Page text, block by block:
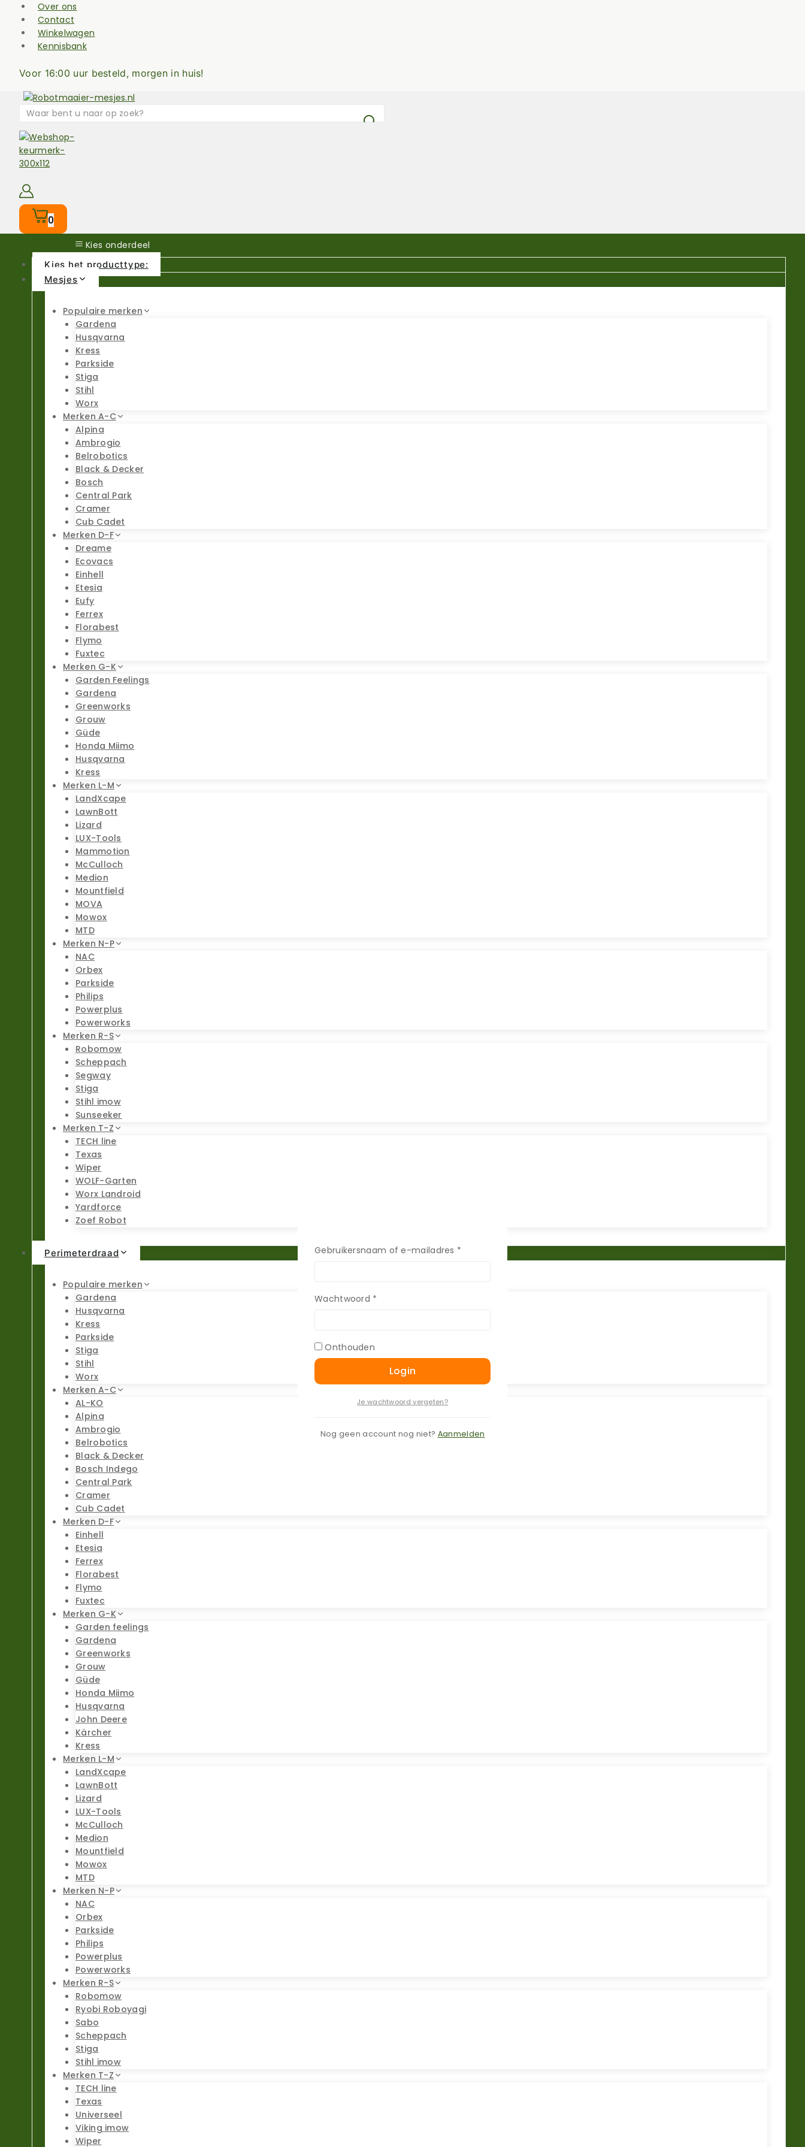
content
Over ons
Contact
Winkelwagen
Kennisbank
Voor 16:00 uur besteld, morgen in huis!
Zoek
0
Kies onderdeel
Kies het producttype:
Mesjes
Populaire merken
Gardena
Husqvarna
Kress
Parkside
Stiga
Stihl
Worx
Merken A-C
Alpina
Ambrogio
Belrobotics
Black & Decker
Bosch
Central Park
Cramer
Cub Cadet
Merken D-F
Dreame
Ecovacs
Einhell
Etesia
Eufy
Ferrex
Florabest
Flymo
Fuxtec
Merken G-K
Garden Feelings
Gardena
Greenworks
Grouw
Güde
Honda Miimo
Husqvarna
Kress
Merken L-M
LandXcape
LawnBott
Lizard
LUX-Tools
Mammotion
McCulloch
Medion
Mountfield
MOVA
Mowox
MTD
Merken N-P
NAC
Orbex
Parkside
Philips
Powerplus
Powerworks
Merken R-S
Robomow
Scheppach
Segway
Stiga
Stihl imow
Sunseeker
Merken T-Z
TECH line
Texas
Wiper
WOLF-Garten
Worx Landroid
Yardforce
Zoef Robot
Perimeterdraad
Populaire merken
Gardena
Husqvarna
Kress
Parkside
Stiga
Stihl
Worx
Merken A-C
AL-KO
Alpina
Ambrogio
Belrobotics
Black & Decker
Bosch Indego
Central Park
Cramer
Cub Cadet
Merken D-F
Einhell
Etesia
Ferrex
Florabest
Flymo
Fuxtec
Merken G-K
Garden feelings
Gardena
Greenworks
Grouw
Güde
Honda Miimo
Husqvarna
John Deere
Kärcher
Kress
Merken L-M
LandXcape
LawnBott
Lizard
LUX-Tools
McCulloch
Medion
Mountfield
Mowox
MTD
Merken N-P
NAC
Orbex
Parkside
Philips
Powerplus
Powerworks
Merken R-S
Robomow
Ryobi Roboyagi
Sabo
Scheppach
Stiga
Stihl imow
Merken T-Z
TECH line
Texas
Universeel
Viking imow
Wiper
Gebruikersnaam of e-mailadres *
Wachtwoord *
Onthouden
Login
Je wachtwoord vergeten?
Nog geen account nog niet? Aanmelden